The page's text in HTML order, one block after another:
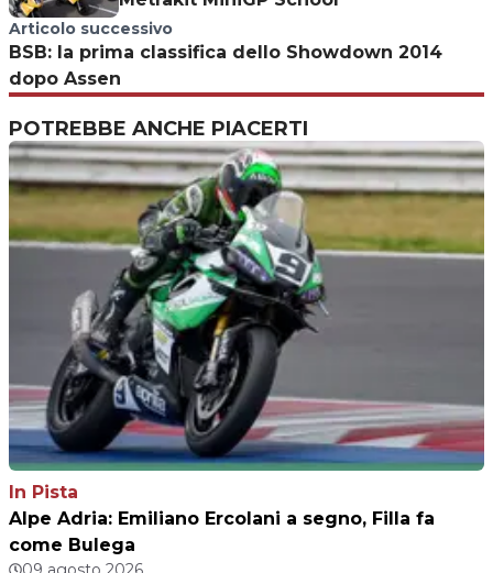
Articolo successivo
BSB: la prima classifica dello Showdown 2014
dopo Assen
POTREBBE ANCHE PIACERTI
In Pista
Alpe Adria: Emiliano Ercolani a segno, Filla fa
come Bulega